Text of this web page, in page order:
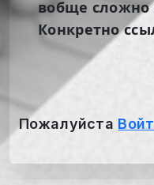
вобще сложно
Конкретно
Пожалуйста